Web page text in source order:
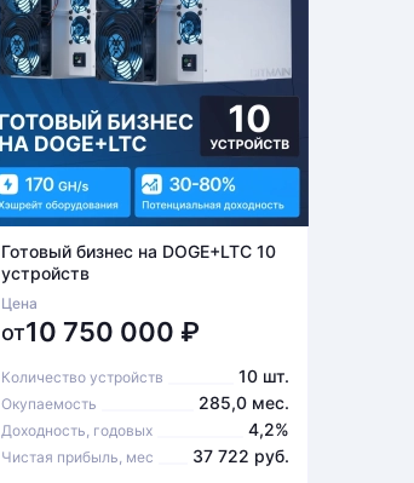
Готовый бизнес на DOGE+LTC 10
устройств
Цена
от10 750 000 ₽
Количество устройств 10 шт.
Окупаемость 285,0 мес.
Доходность, годовых 4,2%
Чистая прибыль, мес 37 722 руб.